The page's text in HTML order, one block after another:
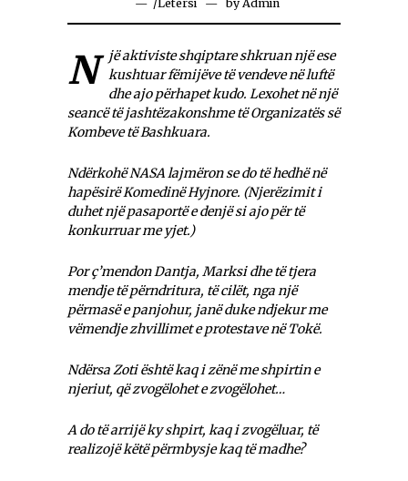
/Letërsi byAdmin
Një aktiviste shqiptare shkruan një ese
kushtuar fëmijëve të vendeve në luftë
dhe ajo përhapet kudo. Lexohet në një
seancë të jashtëzakonshme të Organizatës së
Kombeve të Bashkuara.
Ndërkohë NASA lajmëron se do të hedhë në
hapësirë Komedinë Hyjnore. (Njerëzimit i
duhet një pasaportë e denjë si ajo për të
konkurruar me yjet.)
Por ç’mendon Dantja, Marksi dhe të tjera
mendje të përndritura, të cilët, nga një
përmasë e panjohur, janë duke ndjekur me
vëmendje zhvillimet e protestave në Tokë.
Ndërsa Zoti është kaq i zënë me shpirtin e
njeriut, që zvogëlohet e zvogëlohet…
A do të arrijë ky shpirt, kaq i zvogëluar, të
realizojë këtë përmbysje kaq të madhe?